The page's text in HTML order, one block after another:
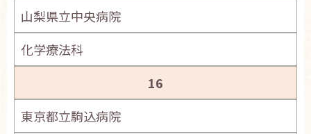
山梨県立中央病院
化学療法科
16
東京都立駒込病院